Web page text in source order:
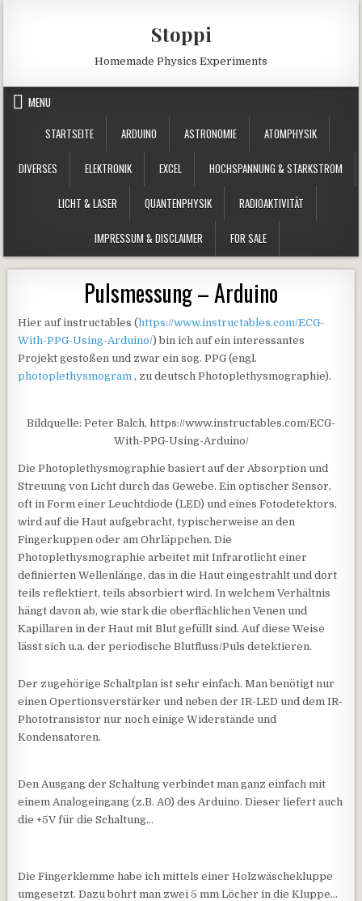
Stoppi
Homemade Physics Experiments
MENU
STARTSEITE
ARDUINO ASTRONOMIE ATOMPHYSIK
DIVERSES ELEKTRONIK EXCEL HOCHSPANNUNG & STARKSTROM
LICHT & LASER QUANTENPHYSIK RADIOAKTIVITÄT
IMPRESSUM & DISCLAIMER FOR SALE
Pulsmessung – Arduino
Hier auf instructables (https://www.instructables.com/ECG-
With-PPG-Using-Arduino/) bin ich auf ein interessantes
Projekt gestoßen und zwar ein sog. PPG (engl.
photoplethysmogram , zu deutschPhotoplethysmographie).
Bildquelle: Peter Balch, https://www.instructables.com/ECG-
With-PPG-Using-Arduino/
Die Photoplethysmographie basiert auf der Absorption und
Streuung von Licht durch das Gewebe. Ein optischer Sensor,
oft in Form einer Leuchtdiode (LED) und eines Fotodetektors,
wird auf die Haut aufgebracht, typischerweise an den
Fingerkuppen oder am Ohrläppchen. Die
Photoplethysmographie arbeitet mit Infrarotlicht einer
definierten Wellenlänge, das in die Haut eingestrahlt und dort
teils reflektiert, teils absorbiert wird. In welchem Verhältnis
hängt davon ab, wie stark die oberflächlichen Venen und
Kapillaren in der Haut mit Blut gefüllt sind. Auf diese Weise
lässt sich u.a. der periodische Blutfluss/Puls detektieren.
Der zugehörige Schaltplan ist sehr einfach. Man benötigt nur
einen Opertionsverstärker und neben der IR-LED und dem IR-
Phototransistor nur noch einige Widerstände und
Kondensatoren.
Den Ausgang der Schaltung verbindet man ganz einfach mit
einem Analogeingang (z.B. A0) des Arduino. Dieser liefert auch
die +5V für die Schaltung…
Die Fingerklemme habe ich mittels einer Holzwäschekluppe
umgesetzt. Dazu bohrt man zwei 5 mm Löcher in die Kluppe…